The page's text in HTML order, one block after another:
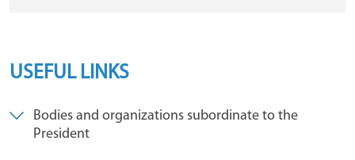
USEFUL LINKS
Bodies and organizations subordinate to the
President